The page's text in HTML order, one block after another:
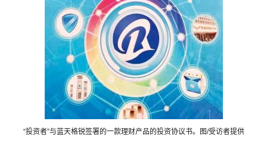
“投资者”与蓝天格锐签署的一款理财产品的投资协议书。图/受访者提供